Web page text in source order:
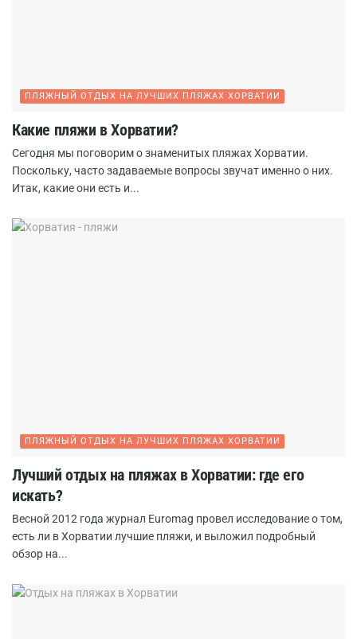
ПЛЯЖНЫЙ ОТДЫХ НА ЛУЧШИХ ПЛЯЖАХ ХОРВАТИИ
Какие пляжи в Хорватии?
Сегодня мы поговорим о знаменитых пляжах Хорватии.
Поскольку, часто задаваемые вопросы звучат именно о них.
Итак, какие они есть и...
ПЛЯЖНЫЙ ОТДЫХ НА ЛУЧШИХ ПЛЯЖАХ ХОРВАТИИ
Лучший отдых на пляжах в Хорватии: где его
искать?
Весной 2012 года журнал Euromag провел исследование о том,
есть ли в Хорватии лучшие пляжи, и выложил подробный
обзор на...